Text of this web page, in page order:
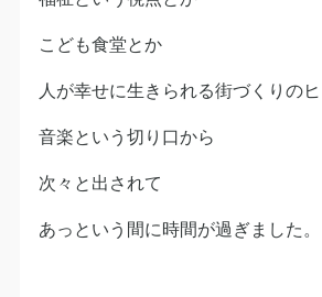
こども食堂とか
人が幸せに生きられる街づくりの
音楽という切り口から
次々と出されて
あっという間に時間が過ぎました。